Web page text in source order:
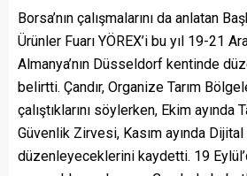
Borsa’nın çalışmalarını da anlatan
Ürünler Fuarı YÖREX’i bu yıl 19-21
Almanya’nın Düsseldorf kentinde
belirtti. Çandır, Organize Tarım
çalıştıklarını söylerken, Ekim ayında
Güvenlik Zirvesi, Kasım ayında
düzenleyeceklerini kaydetti. 19